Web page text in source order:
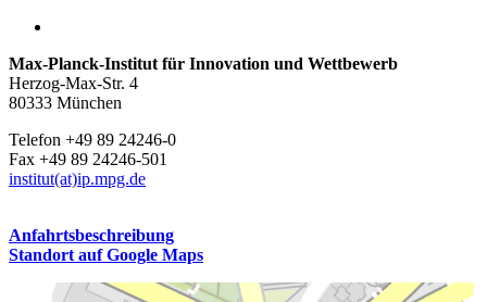
Max-Planck-Institut für Innovation und Wettbewerb
Herzog-Max-Str. 4
80333 München
Telefon +49 89 24246-0
Fax +49 89 24246-501
institut(at)ip.mpg.de
Anfahrtsbeschreibung
Standort auf Google Maps